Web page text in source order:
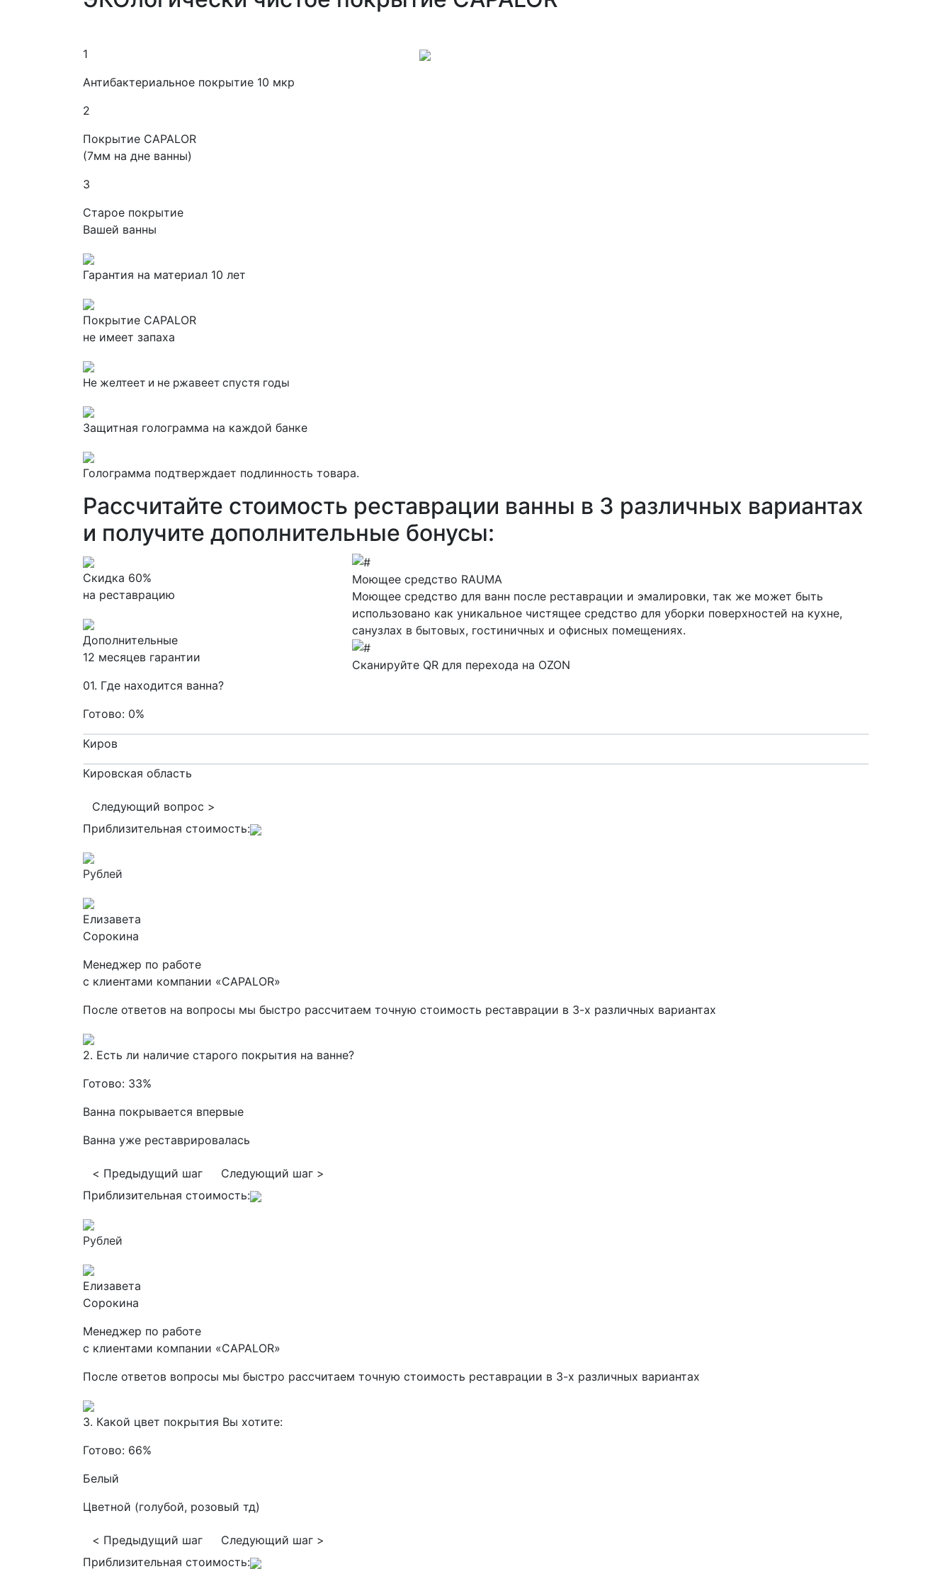
1
Антибактериальное покрытие 10 мкр
2
Покрытие CAPALOR
(7мм на дне ванны)
3
Старое покрытие
Вашей ванны
Гарантия на материал 10 лет
Покрытие CAPALOR
не имеет запаха
Не желтеет и не ржавеет спустя годы
Защитная голограмма на каждой банке
Голограмма подтверждает подлинность товара.
Рассчитайте стоимость реставрации ванны в 3 различных вариантах
и получите дополнительные бонусы:
Скидка 60%
на реставрацию
Дополнительные
12 месяцев гарантии
Моющее средство RAUMA
Моющее средство для ванн после реставрации и эмалировки, так же может быть
использовано как уникальное чистящее средство для уборки поверхностей на кухне,
санузлах в бытовых, гостиничных и офисных помещениях.
Сканируйте QR для перехода на OZON
01. Где находится ванна?
Готово: 0%
Киров
Кировская область
Следующий вопрос >
Приблизительная стоимость:
Рублей
Елизавета
Сорокина
Менеджер по работе
с клиентами компании «CAPALOR»
После ответов на вопросы мы быстро рассчитаем точную стоимость реставрации в 3-х различных вариантах
2. Есть ли наличие старого покрытия на ванне?
Готово: 33%
Ванна покрывается впервые
Ванна уже реставрировалась
< Предыдущий шаг
Следующий шаг >
Приблизительная стоимость:
Рублей
Елизавета
Сорокина
Менеджер по работе
с клиентами компании «CAPALOR»
После ответов вопросы мы быстро рассчитаем точную стоимость реставрации в 3-х различных вариантах
3. Какой цвет покрытия Вы хотите:
Готово: 66%
Белый
Цветной (голубой, розовый тд)
< Предыдущий шаг
Следующий шаг >
Приблизительная стоимость: